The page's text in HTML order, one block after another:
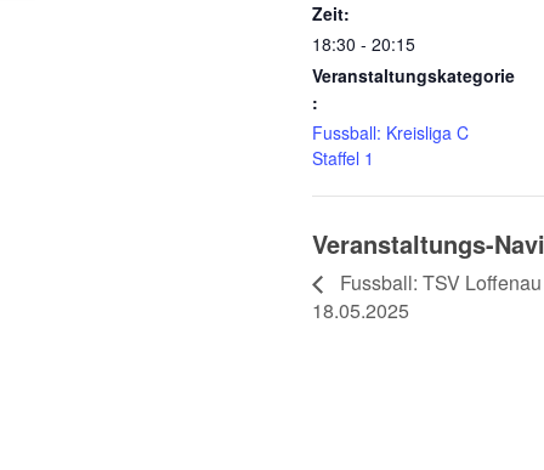
Zeit:
18:30 - 20:15
Veranstaltungskategorie
:
Fussball: Kreisliga C
Staffel 1
Veranstaltungs-
Fussball: TSV
18.05.2025